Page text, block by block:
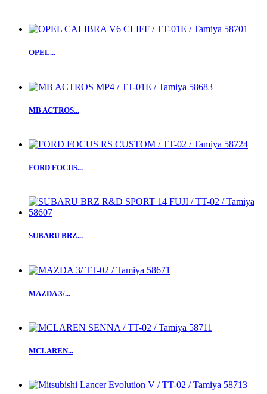
OPEL...
MB ACTROS...
FORD FOCUS...
SUBARU BRZ...
MAZDA 3/...
MCLAREN...